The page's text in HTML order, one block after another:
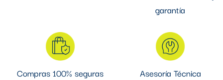
garantía
Compras 100% seguras
Asesoría Técnica